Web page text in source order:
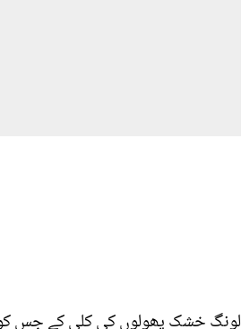
لونگ خشک پھولوں کی کلی کے جس